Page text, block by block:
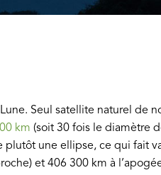
Seul satellite naturel de
km (soit 30 fois le diamètre
une ellipse, ce qui fait
et 406 300 km à